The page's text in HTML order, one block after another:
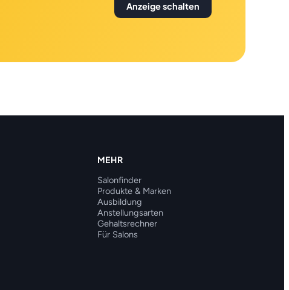
Anzeige schalten
MEHR
Salonfinder
Produkte & Marken
Ausbildung
Anstellungsarten
Gehaltsrechner
Für Salons